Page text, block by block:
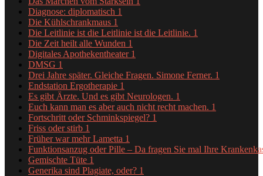
Diagnose: diplomatisch 1
Die Kühlschrankmaus 1
Die Leitlinie ist die Leitlinie ist die Leitlinie. 1
Die Zeit heilt alle Wunden 1
Digitales Apothekentheater 1
DMSG 1
Drei Jahre später. Gleiche Fragen. Simone Ferner. 1
Endstation Ergotherapie 1
Es gibt Ärzte. Und es gibt Neurologen. 1
Euch kann man es aber auch nicht recht machen. 1
Fortschritt oder Schminkspiegel? 1
Friss oder stirb 1
Früher war mehr Lametta 1
Funktionsanzug oder Pille – Da fragen Sie mal Ihre
Gemischte Tüte 1
Generika sind Plagiate, oder? 1